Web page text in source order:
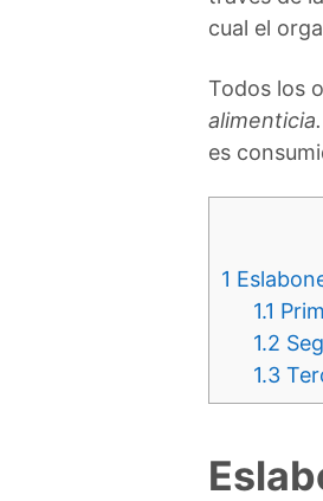
cual el
Todos los
alimenticia.
es
1
1.1
1.2
1.3